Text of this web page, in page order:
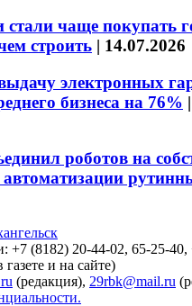
чаще покупать
строить | 14.07.2026
электронных
бизнеса на 76% |
роботов на
+7 (8182) 20-44-02, 65-25-40,
и на сайте)
(редакция), 29rbk@mail.ru